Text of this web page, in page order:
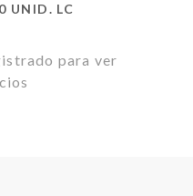
UNID. LC
para ver